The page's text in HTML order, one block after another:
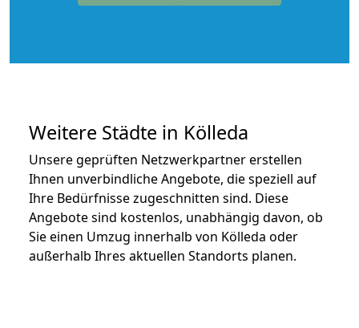
Weitere Städte in Kölleda
Unsere geprüften Netzwerkpartner erstellen
Ihnen unverbindliche Angebote, die speziell auf
Ihre Bedürfnisse zugeschnitten sind. Diese
Angebote sind kostenlos, unabhängig davon, ob
Sie einen Umzug innerhalb von Kölleda oder
außerhalb Ihres aktuellen Standorts planen.